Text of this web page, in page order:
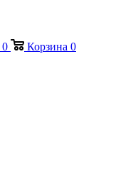
0 Корзина 0